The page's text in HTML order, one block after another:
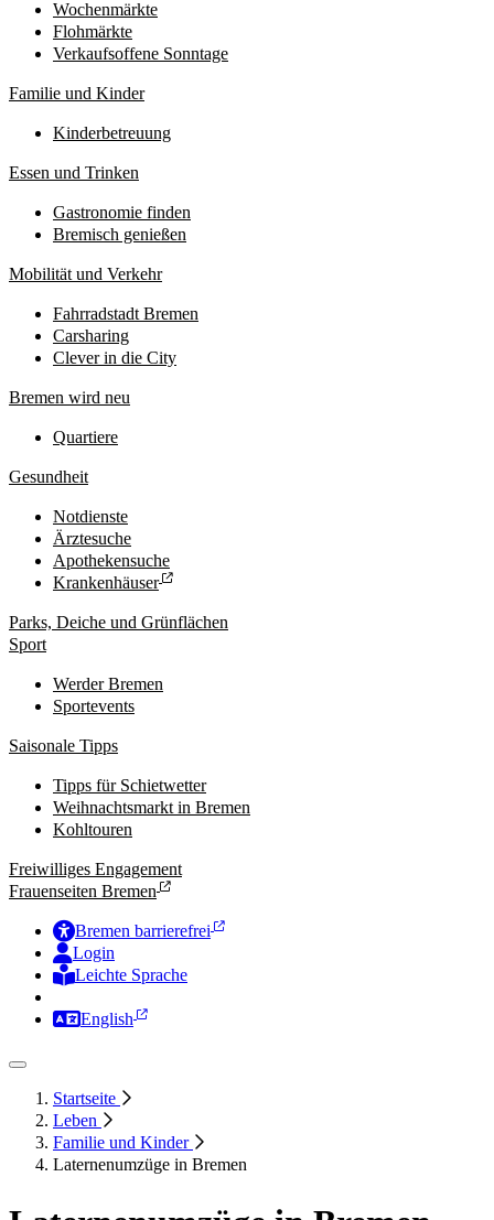
Wochenmärkte
Flohmärkte
Verkaufsoffene Sonntage
Familie und Kinder
Kinderbetreuung
Essen und Trinken
Gastronomie finden
Bremisch genießen
Mobilität und Verkehr
Fahrradstadt Bremen
Carsharing
Clever in die City
Bremen wird neu
Quartiere
Gesundheit
Notdienste
Ärztesuche
Apothekensuche
Krankenhäuser
Parks, Deiche und Grünflächen
Sport
Werder Bremen
Sportevents
Saisonale Tipps
Tipps für Schietwetter
Weihnachtsmarkt in Bremen
Kohltouren
Freiwilliges Engagement
Frauenseiten Bremen
Bremen barrierefrei
Login
Leichte Sprache
English
Startseite
Leben
Familie und Kinder
Laternenumzüge in Bremen